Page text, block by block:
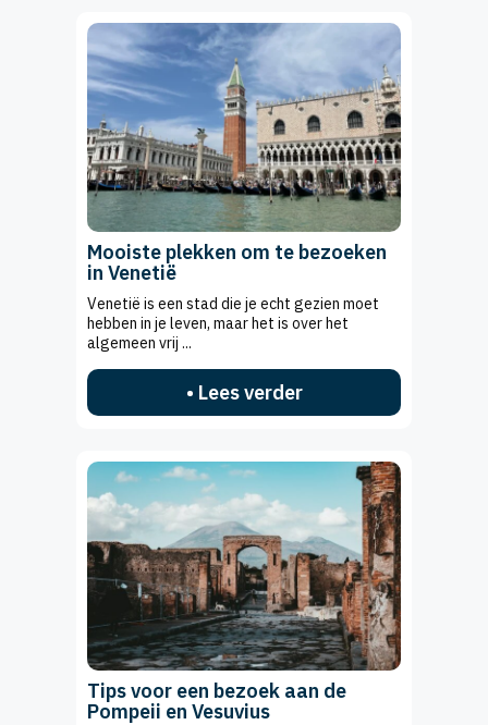
Mooiste plekken om te bezoeken
in Venetië
Venetië is een stad die je echt gezien moet
hebben in je leven, maar het is over het
algemeen vrij ...
• Lees verder
Tips voor een bezoek aan de
Pompeii en Vesuvius